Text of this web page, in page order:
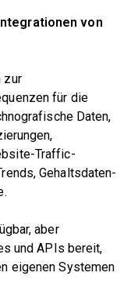
von
zur
für die
Daten,
Traffic-
Gehaltsdaten-
aber
und APIs bereit,
eigenen Systemen